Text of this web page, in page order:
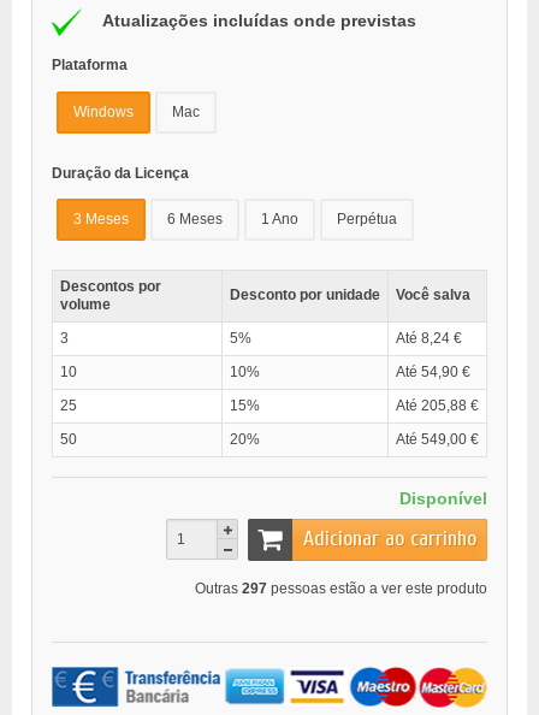
Atualizações incluídas onde previstas
Plataforma
Windows Mac
Duração da Licença
3 Meses 6 Meses 1 Ano Perpétua
Descontos por
volume
Desconto por unidade Você salva
3 5%
Até 8,24 €
10
10%
Até 54,90 €
25
15%
Até 205,88 €
50
20% Até 549,00 €
Disponível
Adicionar ao carrinho
Outras 297 pessoas estão a ver este produto